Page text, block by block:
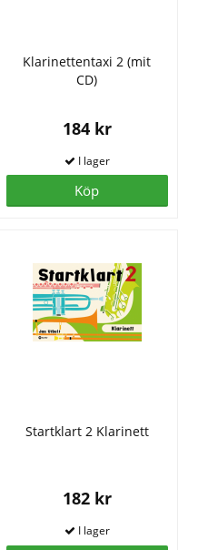
Klarinettentaxi 2 (mit
CD)
184 kr
Köp
Startklart 2 Klarinett
182 kr